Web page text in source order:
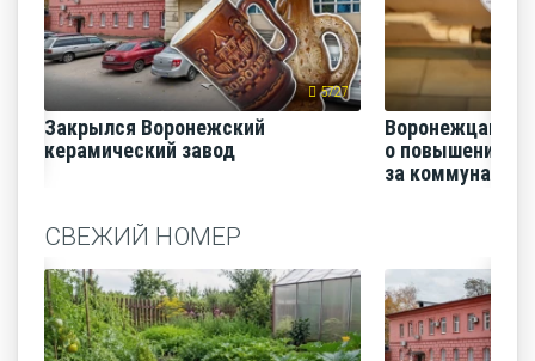
5727
Закрылся Воронежский
керамический завод
Воронежцам
о повышении
за
СВЕЖИЙ НОМЕР